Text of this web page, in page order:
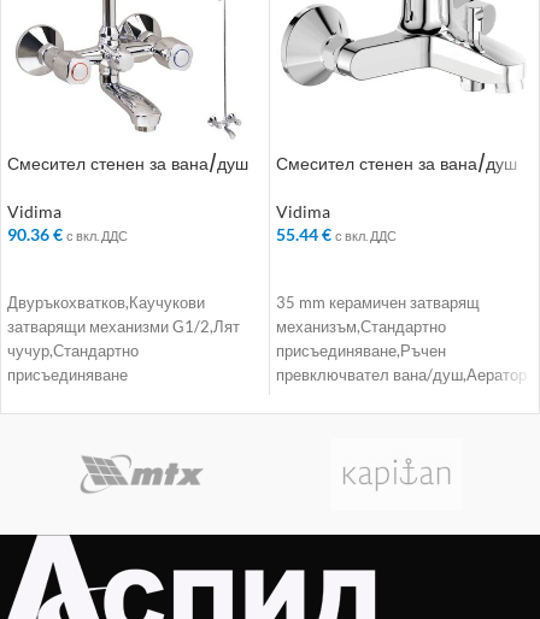
Смесител стенен за вана/душ
Vidima
90.36€ с вкл. ДДС
Двуръкохватков,Каучукови
затварящи механизми G1/2,Лят
чучур,Стандартно
присъединяване
Смесител стенен за вана/душ
Vidima
55.44€ с вкл. ДДС
35 mm керамичен затварящ
механизъм,Стандартно
присъединяване,Ръчен
превключвател вана/душ,Аератор